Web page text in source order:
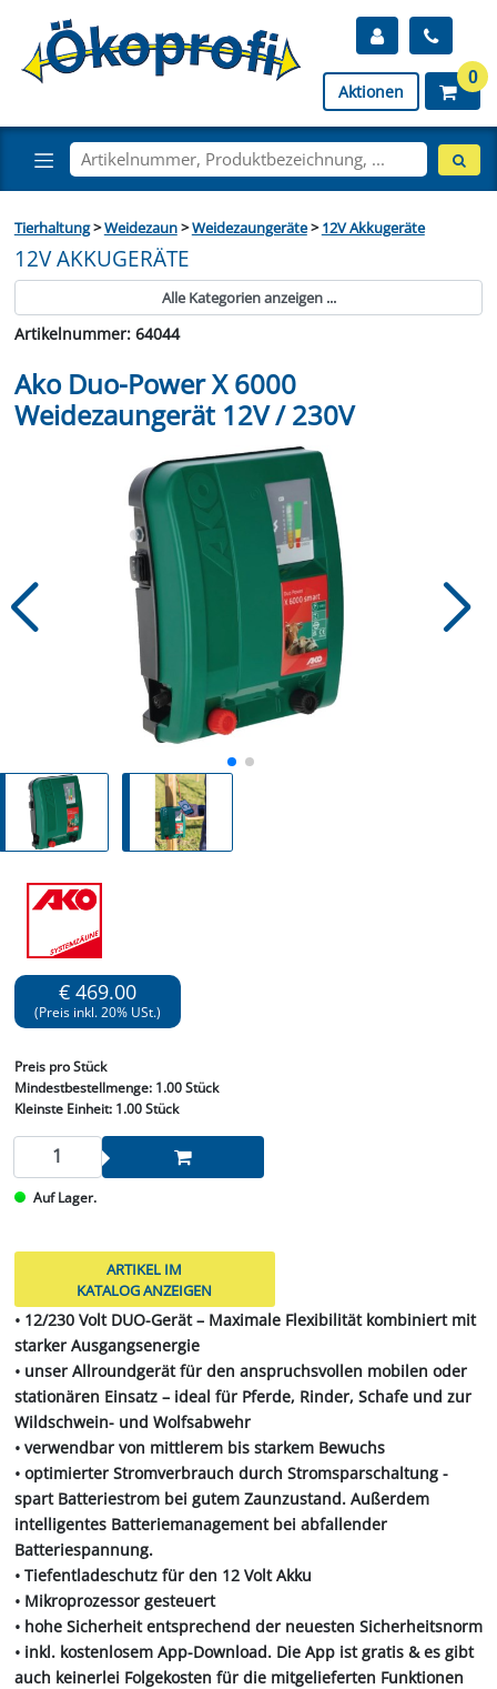
Aktionen
0
Tierhaltung>Weidezaun>Weidezaungeräte>12V Akkugeräte
12V AKKUGERÄTE
Alle Kategorien anzeigen ...
Artikelnummer: 64044
Ako Duo-Power X 6000
Weidezaungerät 12V / 230V
€ 469.00
(Preis inkl. 20% USt.)
Preis pro Stück
Mindestbestellmenge: 1.00 Stück
Kleinste Einheit:1.00 Stück
Auf Lager.
ARTIKEL IM
KATALOG ANZEIGEN
• 12/230 Volt DUO-Gerät – Maximale Flexibilität kombiniert mit
starker Ausgangsenergie
• unser Allroundgerät für den anspruchsvollen mobilen oder
stationären Einsatz – ideal für Pferde, Rinder, Schafe und zur
Wildschwein- und Wolfsabwehr
• verwendbar von mittlerem bis starkem Bewuchs
• optimierter Stromverbrauch durch Stromsparschaltung -
spart Batteriestrom bei gutem Zaunzustand. Außerdem
intelligentes Batteriemanagement bei abfallender
Batteriespannung.
• Tiefentladeschutz für den 12 Volt Akku
• Mikroprozessor gesteuert
• hohe Sicherheit entsprechend der neuesten Sicherheitsnorm
• inkl. kostenlosem App-Download. Die App ist gratis & es gibt
auch keinerlei Folgekosten für die mitgelieferten Funktionen